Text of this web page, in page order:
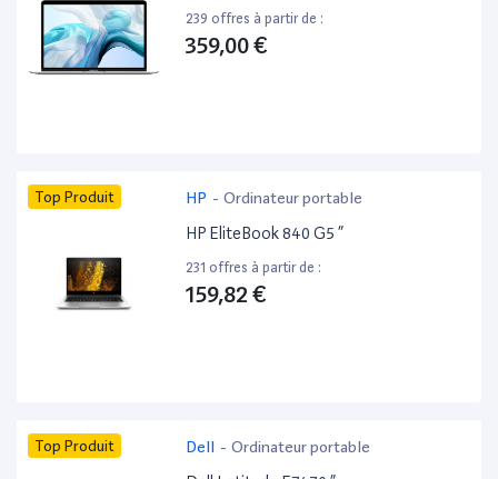
239 offres à partir de :
359,00 €
Top Produit HP - Ordinateur portable
HP EliteBook 840 G5 ”
231 offres à partir de :
159,82 €
Top Produit Dell - Ordinateur portable